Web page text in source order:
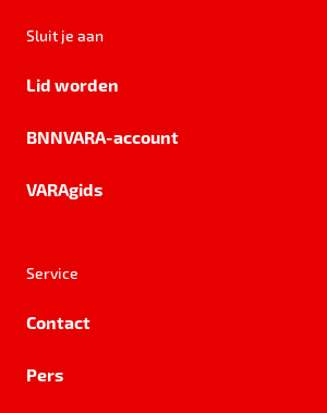
Sluit je aan
Lid worden
BNNVARA-account
VARAgids
Service
Contact
Pers